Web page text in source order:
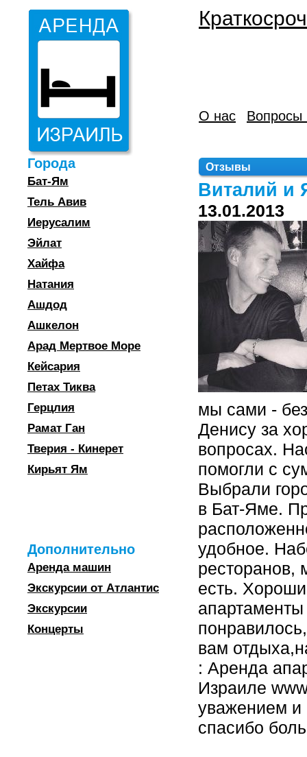
О нас Вопросы
Города
Бат-Ям
Тель Авив
Иерусалим
Эйлат
Хайфа
Натания
Ашдод
Ашкелон
Арад Мертвое Море
Кейсария
Петах Тиква
Герцлия
Рамат Ган
Тверия - Кинерет
Кирьят Ям
Дополнительно
Аренда машин
Экскурсии от Атлантис
Экскурсии
Концерты
Отзывы
Виталий и
13.01.2013
мы сами -
Денису за
вопросах.
помогли с
Выбрали
в Бат-Яме.
удобное.
ресторанов,
есть.
вам
: Аренда
Израиле
уважением и
спасибо